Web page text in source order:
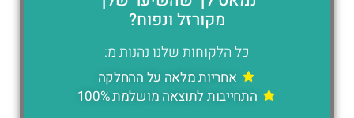
מקורזל ונפוח?
כל הלקוחות שלנו נהנות מ:
אחריות מלאה על ההחלקה
התחייבות לתוצאה מושלמת 100%